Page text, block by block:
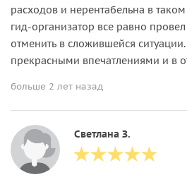
расходов и нерентабельна в
гид-организатор все равно
отменить в сложившейся
прекрасными впечатлениями и в
больше 2 лет назад
Светлана З.